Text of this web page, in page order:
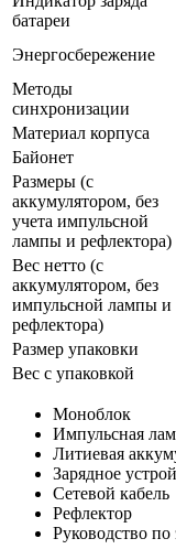
батареи
Энергосбережение
Методы
синхронизации
Материал корпуса
Байонет
Размеры (с
аккумулятором, без
учета импульсной
лампы и рефлектора)
Вес нетто (с
аккумулятором, без
импульсной лампы и
рефлектора)
Размер упаковки
Вес с упаковкой
Моноблок
Импульсная
Литиевая
Зарядное
Сетевой кабель
Рефлектор
Руководство по